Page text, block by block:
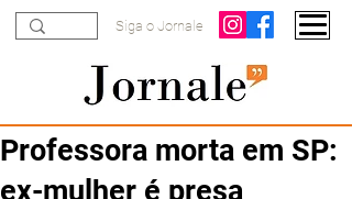
Siga o Jornale
Professora morta em SP:
ex-mulher é presa